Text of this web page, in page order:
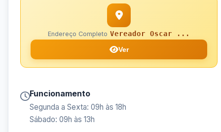
Endereço Completo Vereador Oscar ...
Ver
Funcionamento
Segunda a Sexta: 09h às 18h
Sábado: 09h às 13h